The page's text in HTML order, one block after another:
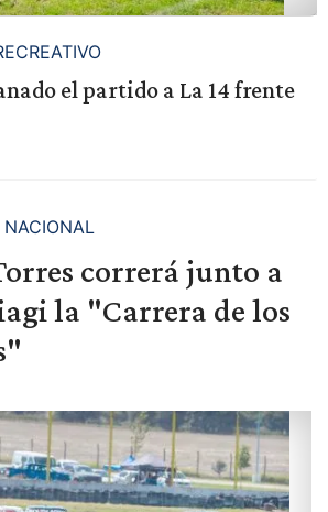
el partido a La 14 frente
correrá junto a
la "Carrera de los